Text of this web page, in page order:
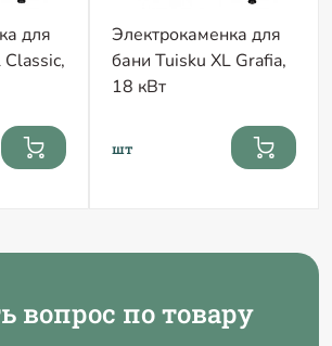
для
Электрокаменка для
бани Tuisku XL Grafia,
18 кВт
шт
вопрос по товару